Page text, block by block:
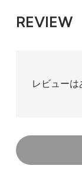
REVIEW
レビューは